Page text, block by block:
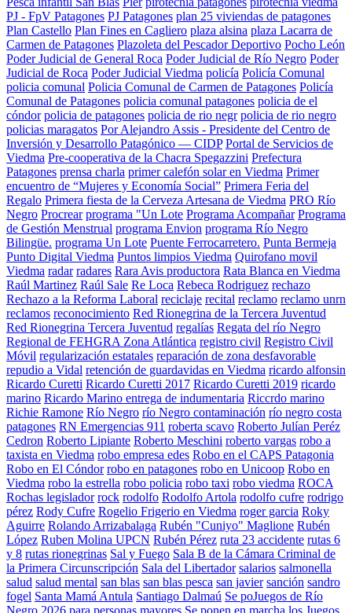
PJ - FpV Patagones PJ Patagones plan 25 viviendas de patagones
Plan Castello Plan Fines en Cagliero plaza alsina plaza Lacarra de
Carmen de Patagones Plazoleta del Pescador Deportivo Pocho León
Poder Judicial de General Roca Poder Judicial de Río Negro Poder
Judicial de Roca Poder Judicial Viedma policía Policía Comunal
policia comunal Policia Comunal de Carmen de Patagones Policía
Comunal de Patagones policia comunal patagones policia de el
cóndor policia de patagones policia de rio negr policia de rio negro
policias maragatos Por Alejandro Assis - Presidente del Centro de
Inversión y Desarrollo Patagónico — CIDP Portal de Servicios de
Viedma Pre-cooperativa de la Chacra Spegazzini Prefectura
Patagones prensa charla primer calefón solar en Viedma Primer
encuentro de “Mujeres y Economía Social” Primera Feria del
Regalo Primera fiesta de la Cerveza Artesana de Viedma PRO Río
Negro Procrear programa "Un Lote Programa Acompañar Programa
de Gestión Menstrual programa Envion programa Río Negro
Bilingüe. programa Un Lote Puente Ferrocarretero. Punta Bermeja
Punto Digital Viedma Puntos limpios Viedma Quirofano movil
Viedma radar radares Rara Avis productora Rata Blanca en Viedma
Raúl Martinez Raúl Sale Re Loca Rebeca Rodriguez rechazo
Rechazo a la Reforma Laboral reciclaje recital reclamo reclamo unrn
reclamos reconocimiento Red Rionegrina de la Tercera Juventud
Red Rionegrina Tercera Juventud regalías Regata del río Negro
Regional de FEHGRA Zona Atlántica registro civil Registro Civil
Móvil regularización estatales reparación de zona desfavorable
repudio a Vidal retención de guardavidas en Viedma ricardo alfonsin
Ricardo Curetti Ricardo Curetti 2017 Ricardo Curetti 2019 ricardo
marino Ricardo Marino entrega de indumentaria Riccrdo marino
Richie Ramone Río Negro río Negro contaminación río negro costa
patagones RN Emergencias 911 roberta scavo Roberto Julían Peréz
Cedron Roberto Lipiante Roberto Meschini roberto vargas robo a
taxista en Viedma robo empresa edes Robo en el CAPS Patagonia
Robo en El Cóndor robo en patagones robo en Unicoop Robo en
Viedma robo la estrella robo policia robo taxi robo viedma ROCA
Rochas legislador rock rodolfo Rodolfo Artola rodolfo cufre rodrigo
pérez Rody Cufre Rogelio Frigerio en Viedma roger garcia Roky
Aguirre Rolando Arrizabalaga Rubén "Cuniyo" Maglione Rubén
López Ruben Molina UPCN Rubén Pérez ruta 23 accidente rutas 6
y 8 rutas rionegrinas Sal y Fuego Sala B de la Cámara Criminal de
la Primera Circunscripción Sala del Libertador salarios salmonella
salud salud mental san blas san blas pesca san javier sanción sandro
fogel Santa Mamá Antula Santiago Dalmaú Se poJuegos de Río
Negro 2026 para personas mayores Se ponen en marcha los Juegos